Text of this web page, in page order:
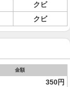
クビ
クビ
金額
350円